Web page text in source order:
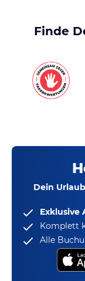
Finde
Dein
Exklusive
Komplett
Alle